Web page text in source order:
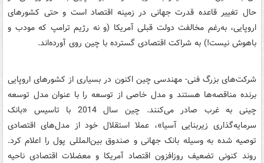
حال تغییر قاعده قدرت جهانی در زمینه اقتصاد است و حتی کشورهای
اروپایی، به‌رغم مخالفت دولت قبلی آمریکا (و نه رژیم ترامپ که مودب و
باهوش نیست!) به شراکت اقتصادی گسترده با چین روی آورده‌اند.
شرکت‌های بزرگ فنی- مهندسی چین اکنون در بسیاری از کشورهای اروپایی
برنده مناقصه‌ها هستند و مدل خاصی از توسعه را با عنوان مدل توسعه
چینی به غرب صادر می‌کنند. چین سال 2014 با تاسیس «بانک
سرمایه‌گذاری زیربنایی آسیا»، عملا استقلال خود از مدل‌های اقتصادی
توصیه شده به وسیله بانک جهانی و صندوق بین‌المللی پول را اعلام کرد.
روند کنونی تضعیف روزافزون اقتصاد آمریکا و معضلات اقتصادی ناحیه